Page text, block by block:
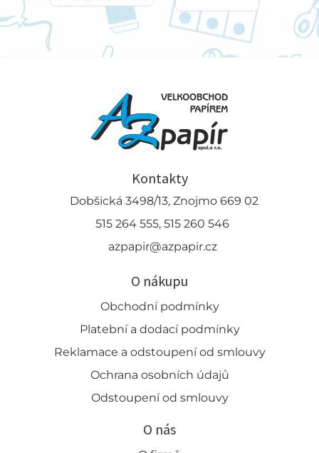
Kontakty
Dobšická 3498/13, Znojmo 669 02
515 264 555, 515 260 546
azpapir@azpapir.cz
O nákupu
Obchodní podmínky
Platební a dodací podmínky
Reklamace a odstoupení od smlouvy
Ochrana osobních údajů
Odstoupení od smlouvy
O nás